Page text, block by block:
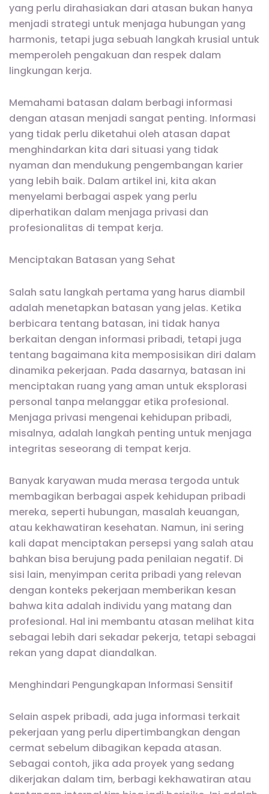
yang perlu dirahasiakan dari atasan bukan hanya
menjadi strategi untuk menjaga hubungan yang
harmonis, tetapi juga sebuah langkah krusial untuk
memperoleh pengakuan dan respek dalam
lingkungan kerja.
Memahami batasan dalam berbagi informasi
dengan atasan menjadi sangat penting. Informasi
yang tidak perlu diketahui oleh atasan dapat
menghindarkan kita dari situasi yang tidak
nyaman dan mendukung pengembangan karier
yang lebih baik. Dalam artikel ini, kita akan
menyelami berbagai aspek yang perlu
diperhatikan dalam menjaga privasi dan
profesionalitas di tempat kerja.
Menciptakan Batasan yang Sehat
Salah satu langkah pertama yang harus diambil
adalah menetapkan batasan yang jelas. Ketika
berbicara tentang batasan, ini tidak hanya
berkaitan dengan informasi pribadi, tetapi juga
tentang bagaimana kita memposisikan diri dalam
dinamika pekerjaan. Pada dasarnya, batasan ini
menciptakan ruang yang aman untuk eksplorasi
personal tanpa melanggar etika profesional.
Menjaga privasi mengenai kehidupan pribadi,
misalnya, adalah langkah penting untuk menjaga
integritas seseorang di tempat kerja.
Banyak karyawan muda merasa tergoda untuk
membagikan berbagai aspek kehidupan pribadi
mereka, seperti hubungan, masalah keuangan,
atau kekhawatiran kesehatan. Namun, ini sering
kali dapat menciptakan persepsi yang salah atau
bahkan bisa berujung pada penilaian negatif. Di
sisi lain, menyimpan cerita pribadi yang relevan
dengan konteks pekerjaan memberikan kesan
bahwa kita adalah individu yang matang dan
profesional. Hal ini membantu atasan melihat kita
sebagai lebih dari sekadar pekerja, tetapi sebagai
rekan yang dapat diandalkan.
Menghindari Pengungkapan Informasi Sensitif
Selain aspek pribadi, ada juga informasi terkait
pekerjaan yang perlu dipertimbangkan dengan
cermat sebelum dibagikan kepada atasan.
Sebagai contoh, jika ada proyek yang sedang
dikerjakan dalam tim, berbagi kekhawatiran atau